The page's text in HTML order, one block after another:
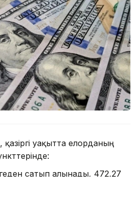
қазіргі уақытта елорданың
сатып алынады, 472,27